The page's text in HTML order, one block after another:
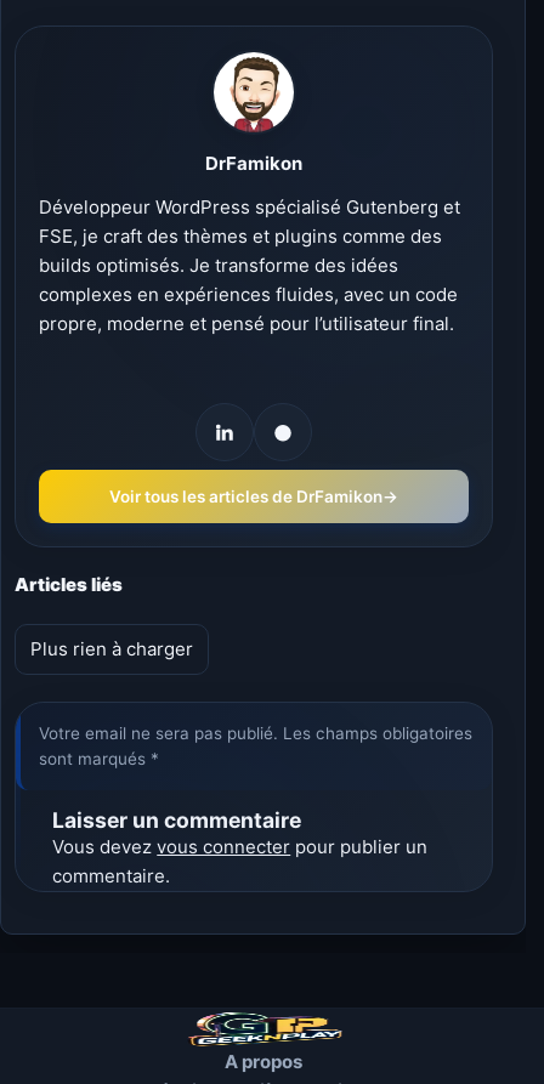
DrFamikon
Développeur WordPress spécialisé Gutenberg et
FSE, je craft des thèmes et plugins comme des
builds optimisés. Je transforme des idées
complexes en expériences fluides, avec un code
propre, moderne et pensé pour l’utilisateur final.
Voir tous les articles de DrFamikon→
Articles liés
Plus rien à charger
Votre email ne sera pas publié. Les champs obligatoires
sont marqués *
Laisser un commentaire
Vous devezvous connecter pour publier un
commentaire.
A propos